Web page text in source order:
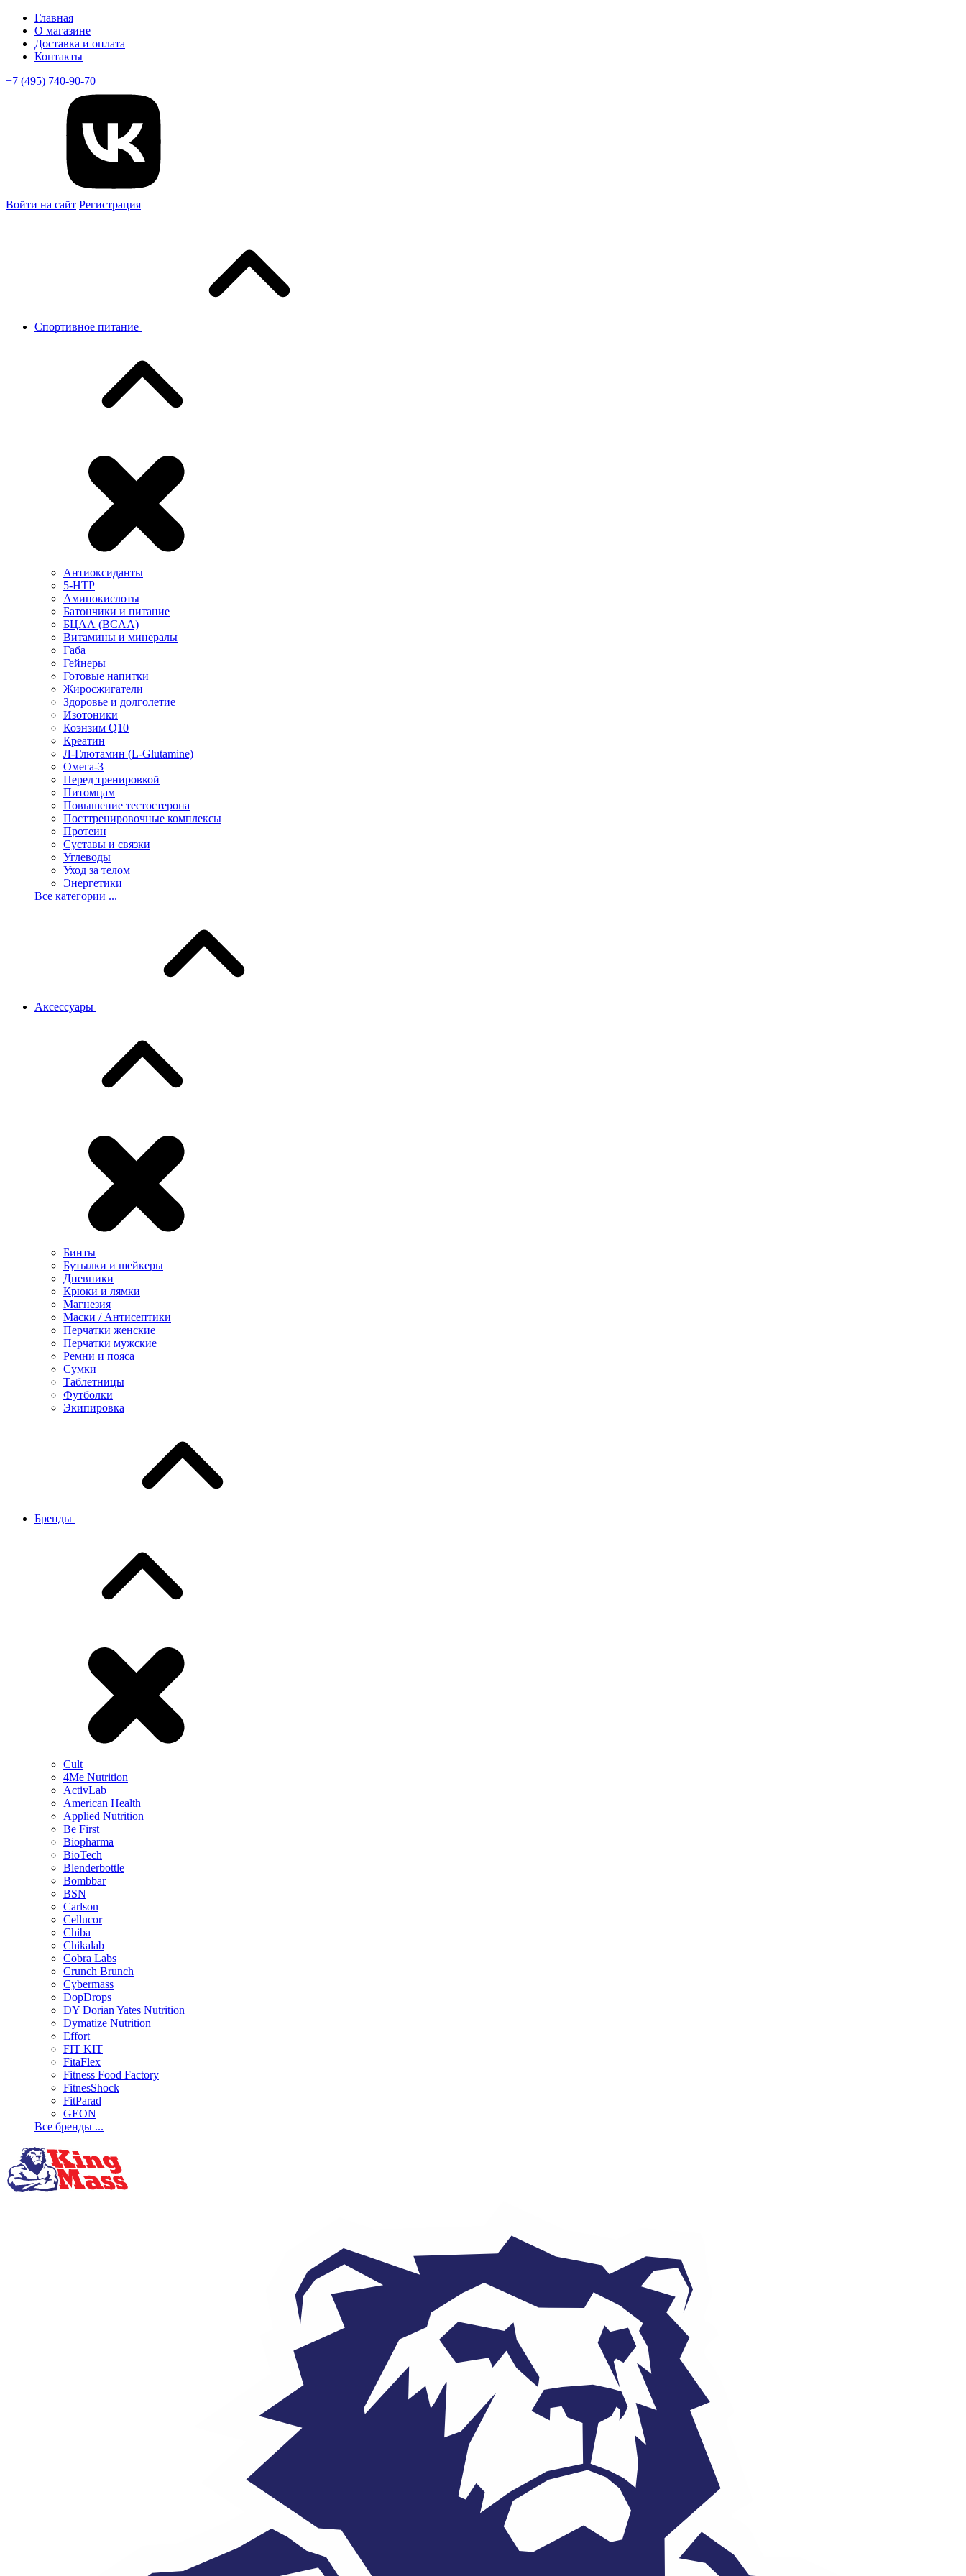
Главная
О магазине
Доставка и оплата
Контакты
+7 (495) 740-90-70
Войти на сайт Регистрация
Спортивное питание
Антиоксиданты
5-HTP
Аминокислоты
Батончики и питание
БЦАА (BCAA)
Витамины и минералы
Габа
Гейнеры
Готовые напитки
Жиросжигатели
Здоровье и долголетие
Изотоники
Коэнзим Q10
Креатин
Л-Глютамин (L-Glutamine)
Омега-3
Перед тренировкой
Питомцам
Повышение тестостерона
Посттренировочные комплексы
Протеин
Суставы и связки
Углеводы
Уход за телом
Энергетики
Все категории ...
Аксессуары
Бинты
Бутылки и шейкеры
Дневники
Крюки и лямки
Магнезия
Маски / Антисептики
Перчатки женские
Перчатки мужские
Ремни и пояса
Сумки
Таблетницы
Футболки
Экипировка
Бренды
Cult
4Me Nutrition
ActivLab
American Health
Applied Nutrition
Be First
Biopharma
BioTech
Blenderbottle
Bombbar
BSN
Carlson
Cellucor
Chiba
Chikalab
Cobra Labs
Crunch Brunch
Cybermass
DopDrops
DY Dorian Yates Nutrition
Dymatize Nutrition
Effort
FIT KIT
FitaFlex
Fitness Food Factory
FitnesShock
FitParad
GEON
Все бренды ...